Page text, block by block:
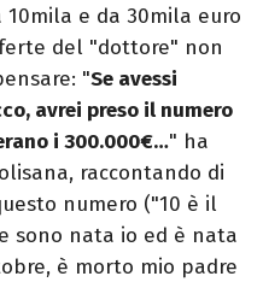
10mila e da 30mila euro
del "dottore" non
"Se avessi
avrei preso il numero
i 300.000€…" ha
raccontando di
numero ("10 è il
sono nata io ed è nata
è morto mio padre